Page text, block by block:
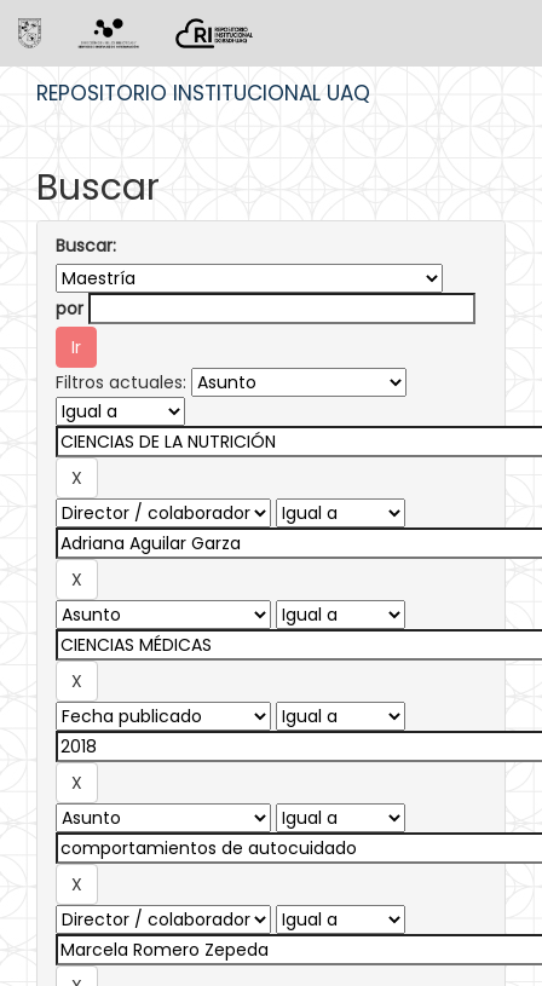
REPOSITORIO INSTITUCIONAL UAQ
Buscar
Buscar:
por
Filtros actuales: